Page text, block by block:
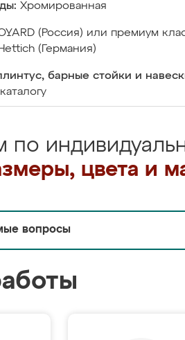
Хромированная
(Россия) или премиум
(Германия)
барные стойки и
по
цвета и
вопросы